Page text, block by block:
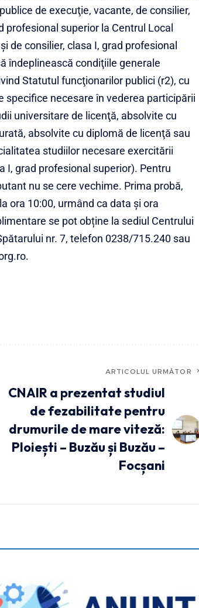
de execuţie, vacante, de consilier,
profesional superior la Centrul Local
de consilier, clasa I, grad profesional
îndeplinească condiţiile generale
Statutul funcţionarilor publici (r2), cu
necesare în vederea participării
universitare de licenţă, absolvite cu
absolvite cu diplomă de licenţă sau
studiilor necesare exercitării
I, grad profesional superior). Pentru
nu se cere vechime. Prima probă,
ora 10:00, urmând ca data și ora
se pot obține la sediul Centrului
nr. 7, telefon 0238/715.240 sau
ARTICOLUL URMĂTOR
CNAIR a prezentat studiul
de fezabilitate pentru
drumurile de mare viteză:
Ploiești – Buzău și Buzău –
Focșani